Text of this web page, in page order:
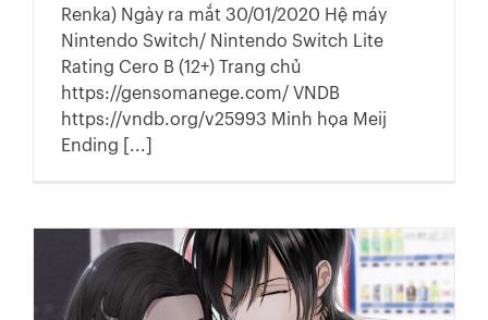
Renka) Ngày ra mắt 30/01/2020 Hệ máy
Nintendo Switch/ Nintendo Switch Lite
Rating Cero B (12+) Trang chủ
https://gensomanege.com/ VNDB
https://vndb.org/v25993 Minh họa Meij
Ending [...]